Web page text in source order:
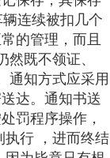
连续被扣几个
的管理，而且
既不领证、
通知方式应采用
达。通知书送
罚程序操作，
行 ，进而终结